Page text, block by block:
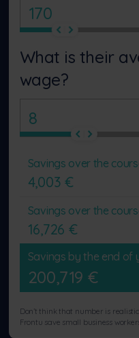
What is their
wage?
Savings over the
4,003 €
Savings over the
16,726 €
Savings by the end of
200,719 €
Don’t think that number is
Frontu save small business